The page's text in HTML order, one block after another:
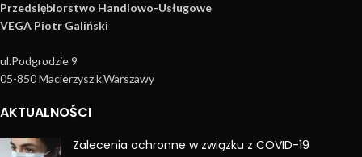
Przedsiębiorstwo Handlowo­-Usługowe
VEGA Piotr Galiński
ul.Podgrodzie 9
05-850 Macierzysz k.Warszawy
AKTUALNOŚCI
Zalecenia ochronne w związku z COVID-19